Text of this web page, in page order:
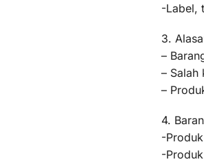
-Label,
3.
–
– Salah
–
4.
-
-